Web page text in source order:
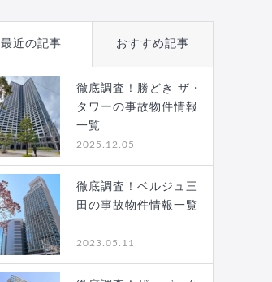
最近の記事 おすすめ記事
徹底調査！勝どき ザ・
タワーの事故物件情報
一覧
2025.12.05
徹底調査！ベルジュ三
田の事故物件情報一覧
2023.05.11